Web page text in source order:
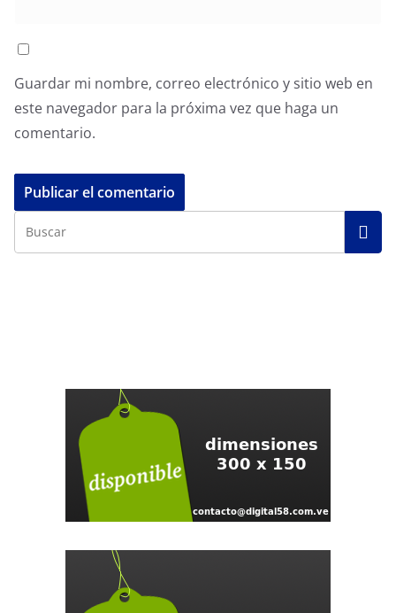
Guardar mi nombre, correo electrónico y sitio web en
este navegador para la próxima vez que haga un
comentario.